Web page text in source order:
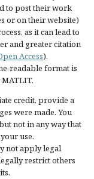
to post their work
or on their website)
as it can lead to
and greater citation
Access).
readable format is
credit, provide a
were made. You
not in any way that
use.
not apply legal
restrict others